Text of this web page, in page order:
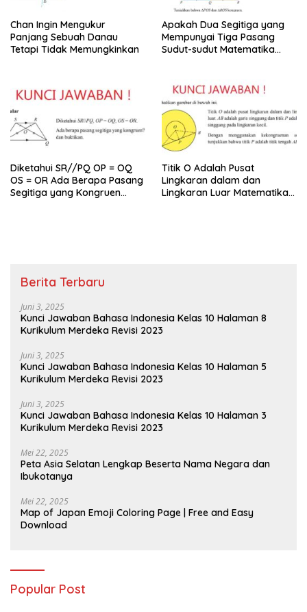
Chan Ingin Mengukur
Panjang Sebuah Danau
Tetapi Tidak Memungkinkan
Apakah Dua Segitiga yang
Mempunyai Tiga Pasang
Sudut-sudut Matematika
Diketahui SR//PQ OP = OQ
OS = OR Ada Berapa Pasang
Segitiga yang Kongruen
Titik O Adalah Pusat
Lingkaran dalam dan
Lingkaran Luar Matematika
Berita Terbaru
Juni 3, 2025
Kunci Jawaban Bahasa Indonesia Kelas 10 Halaman 8
Kurikulum Merdeka Revisi 2023
Juni 3, 2025
Kunci Jawaban Bahasa Indonesia Kelas 10 Halaman 5
Kurikulum Merdeka Revisi 2023
Juni 3, 2025
Kunci Jawaban Bahasa Indonesia Kelas 10 Halaman 3
Kurikulum Merdeka Revisi 2023
Mei 22, 2025
Peta Asia Selatan Lengkap Beserta Nama Negara dan
Ibukotanya
Mei 22, 2025
Map of Japan Emoji Coloring Page | Free and Easy
Download
Popular Post